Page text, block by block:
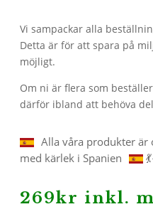
Vi sampackar alla
Detta är för att spara på
möjligt.
Om ni är flera som
därför ibland att behöva
Alla våra produkter är
med kärlek i Spanien
269kr inkl.